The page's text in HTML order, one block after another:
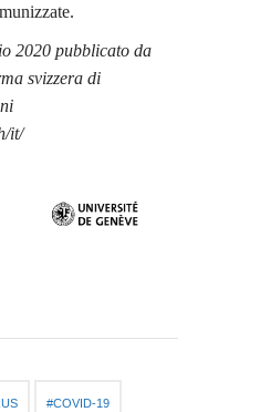
2020 pubblicato da
svizzera di
it/
COVID-19